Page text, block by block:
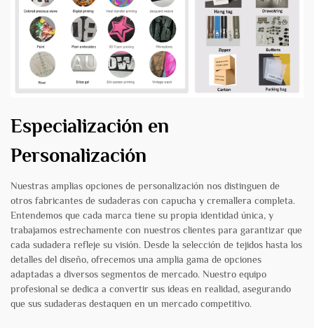
Especialización en
Personalización
Nuestras amplias opciones de personalización nos distinguen de
otros fabricantes de sudaderas con capucha y cremallera completa.
Entendemos que cada marca tiene su propia identidad única, y
trabajamos estrechamente con nuestros clientes para garantizar que
cada sudadera refleje su visión. Desde la selección de tejidos hasta los
detalles del diseño, ofrecemos una amplia gama de opciones
adaptadas a diversos segmentos de mercado. Nuestro equipo
profesional se dedica a convertir sus ideas en realidad, asegurando
que sus sudaderas destaquen en un mercado competitivo.